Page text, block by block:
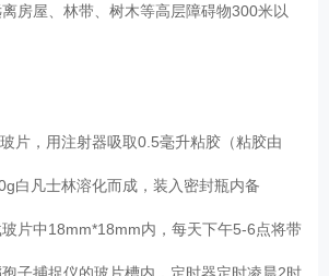
房屋、林带、树木等高层障碍物300米以
片，用注射器吸取0.5毫升粘胶（粘胶由
白凡士林溶化而成，装入密封瓶内备
片中18mm*18mm内，每天下午5-6点将带
子捕捉仪的玻片槽内，定时器定时凌晨2时